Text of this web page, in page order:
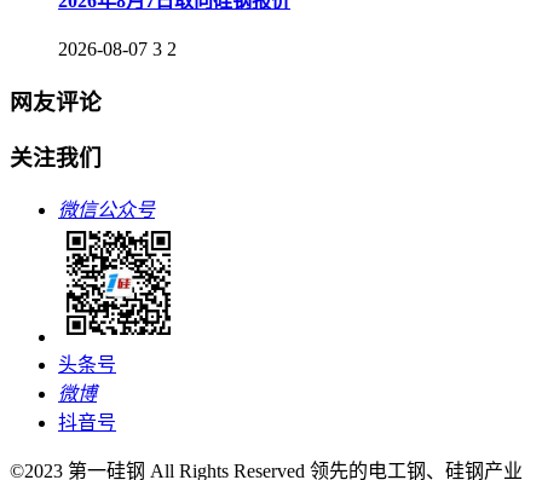
2026-08-07 3 2
网友评论
关注我们
微信公众号
头条号
微博
抖音号
©2023 第一硅钢 All Rights Reserved 领先的电工钢、硅钢产业